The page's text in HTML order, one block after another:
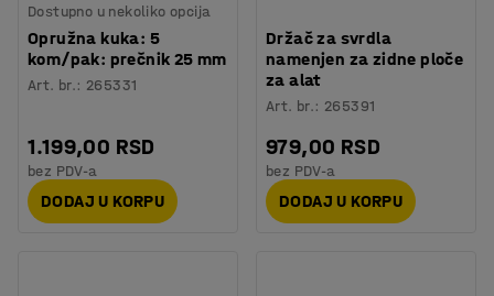
Dostupno u nekoliko opcija
Opružna kuka: 5
kom/pak: prečnik 25 mm
Art. br.: 265331
1.199,00 RSD
bez PDV-a
DODAJ U KORPU
Držač za svrdla
namenjen za zidne ploče
za alat
Art. br.: 265391
979,00 RSD
bez PDV-a
DODAJ U KORPU